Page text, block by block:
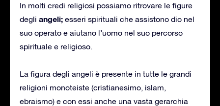
In molti credi religiosi possiamo ritrovare le figure
degli angeli; esseri spirituali che assistono dio nel
suo operato e aiutano l’uomo nel suo percorso
spirituale e religioso.
La figura degli angeli è presente in tutte le grandi
religioni monoteiste (cristianesimo, islam,
ebraismo) e con essi anche una vasta gerarchia